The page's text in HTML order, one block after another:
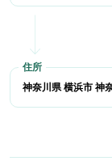
神奈川県 横浜市 神